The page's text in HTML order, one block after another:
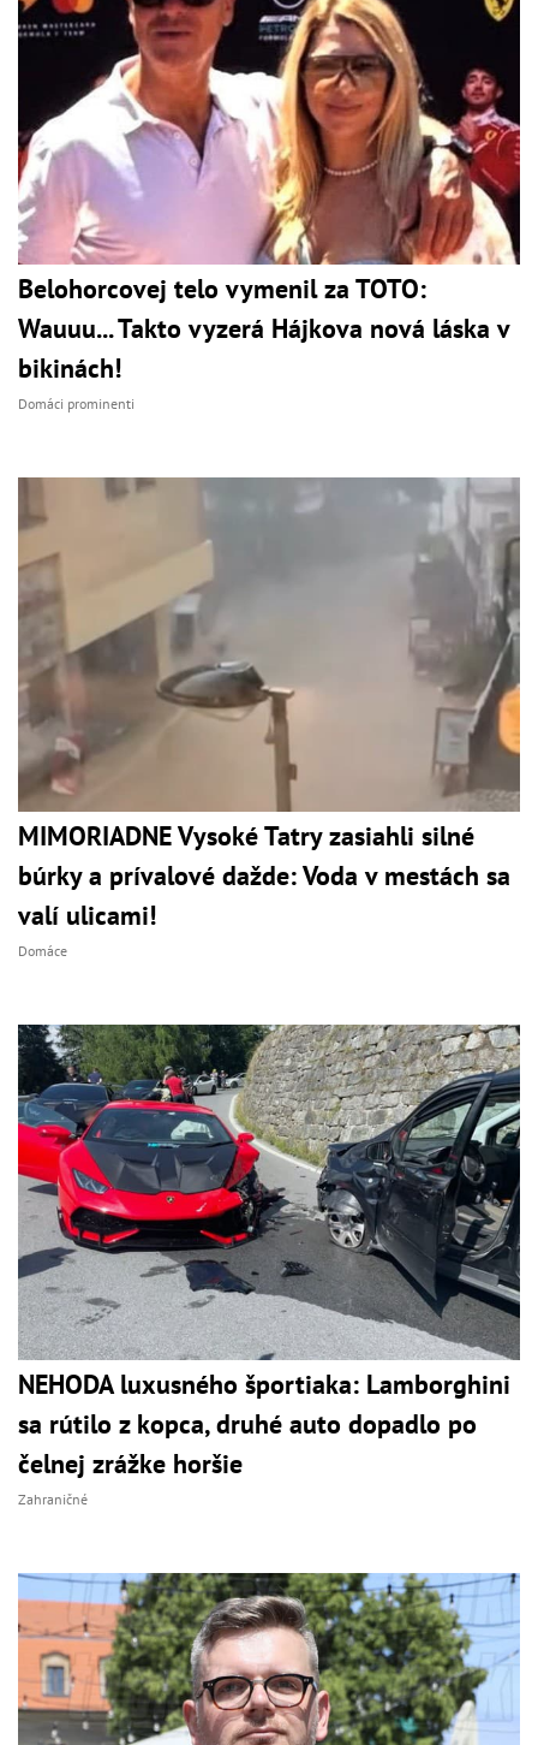
Belohorcovej telo vymenil za TOTO:
Wauuu... Takto vyzerá Hájkova nová láska v
bikinách!
Domáci prominenti
MIMORIADNE Vysoké Tatry zasiahli silné
búrky a prívalové dažde: Voda v mestách sa
valí ulicami!
Domáce
NEHODA luxusného športiaka: Lamborghini
sa rútilo z kopca, druhé auto dopadlo po
čelnej zrážke horšie
Zahraničné